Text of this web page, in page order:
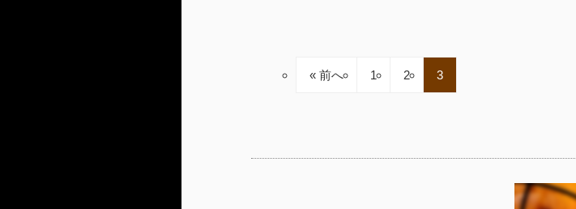
« 前へ 1 2 3